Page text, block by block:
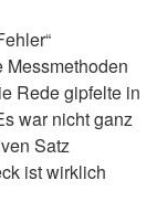
Rede gipfelte in
war nicht ganz
Satz
ist wirklich